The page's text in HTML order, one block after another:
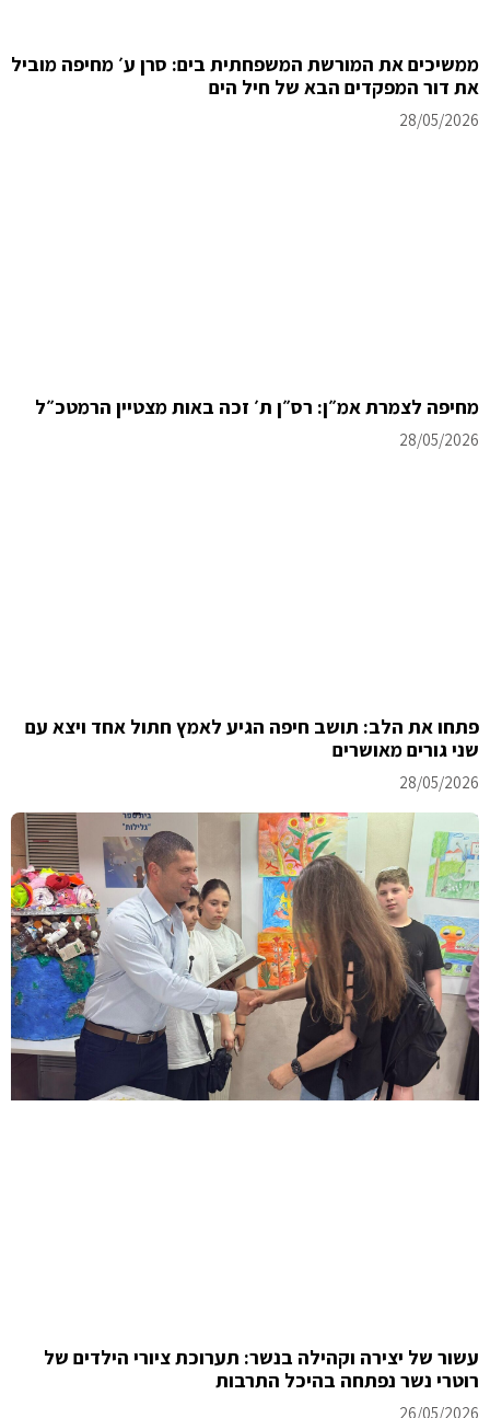
ממשיכים את המורשת המשפחתית בים: סרן ע׳ מחיפה מוביל
את דור המפקדים הבא של חיל הים
28/05/2026
מחיפה לצמרת אמ״ן: רס״ן ת׳ זכה באות מצטיין הרמטכ״ל
28/05/2026
פתחו את הלב: תושב חיפה הגיע לאמץ חתול אחד ויצא עם
שני גורים מאושרים
28/05/2026
עשור של יצירה וקהילה בנשר: תערוכת ציורי הילדים של
רוטרי נשר נפתחה בהיכל התרבות
26/05/2026